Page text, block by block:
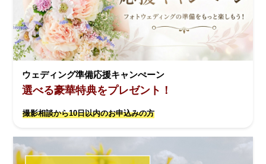
ウェディング準備応援キャンぺーン
選べる豪華特典をプレゼント！
撮影相談から10日以内のお申込みの方